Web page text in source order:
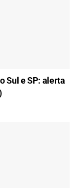
Sul e SP: alerta